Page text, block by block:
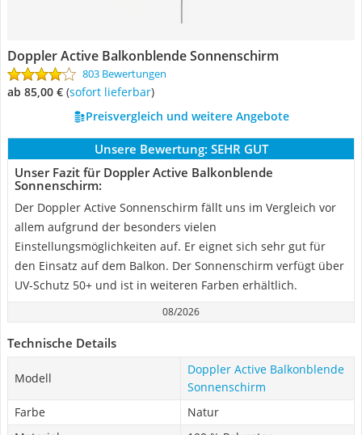
Doppler Active Balkonblende Sonnenschirm
803 Bewertungen
ab 85,00 € ( Sofort lieferbar)
Preisvergleich und weitere Angebote
Unsere Bewertung: SEHR GUT
Unser Fazit für Doppler Active Balkonblende
Sonnenschirm:
Der Doppler Active Sonnenschirm fällt uns im Vergleich vor
allem aufgrund der besonders vielen
Einstellungsmöglichkeiten auf. Er eignet sich sehr gut für
den Einsatz auf dem Balkon. Der Sonnenschirm verfügt über
UV-Schutz 50+ und ist in weiteren Farben erhältlich.
08/2026
Technische Details
Modell
Doppler Active Balkonblende
Sonnenschirm
Farbe
Natur